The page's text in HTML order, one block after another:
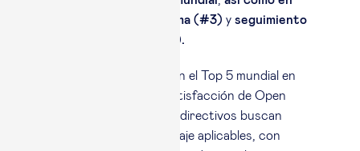
preparación del programa (#3) y seguimiento
tras su finalización (#2).
“El hecho de situarnos en el Top 5 mundial en
todas las variables de satisfacción de Open
Programs refleja que los directivos buscan
experiencias de aprendizaje aplicables, con